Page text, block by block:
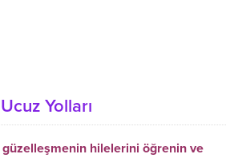
Yolları
hilelerini öğrenin ve